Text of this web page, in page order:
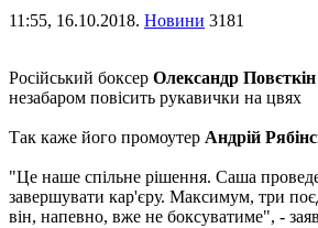
11:55, 16.10.2018. Новини 3181
Російський боксер Олександр
незабаром повісить рукавички на цвях
Так каже його промоутер Андрій
"Це наше спільне рішення. Саша
завершувати кар'єру. Максимум, три
він, напевно, вже не боксуватиме", -